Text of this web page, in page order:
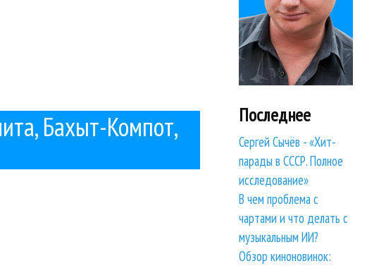
Бахыт-Компот, Последнее
Сергей Сычёв - «Хит-
парады в СССР. Полное
исследование»
В чем проблема с
чартами и что делать с
музыкальным ИИ?
Обзор киноновинок: